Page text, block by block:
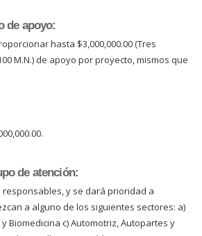
de apoyo:
hasta $3,000,000.00 (Tres
M.N.) de apoyo por proyecto, mismos que
de atención:
y se dará prioridad a
a alguno de los siguientes sectores: a)
Biomedicina c) Automotriz, Autopartes y